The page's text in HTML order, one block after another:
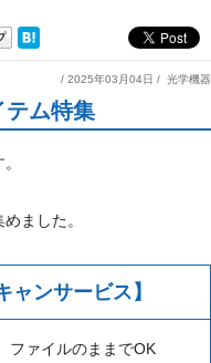
/ 2025年03月04日 / 光学機器
テム特集
ました。
ンサービス】
ファイルのままでOK